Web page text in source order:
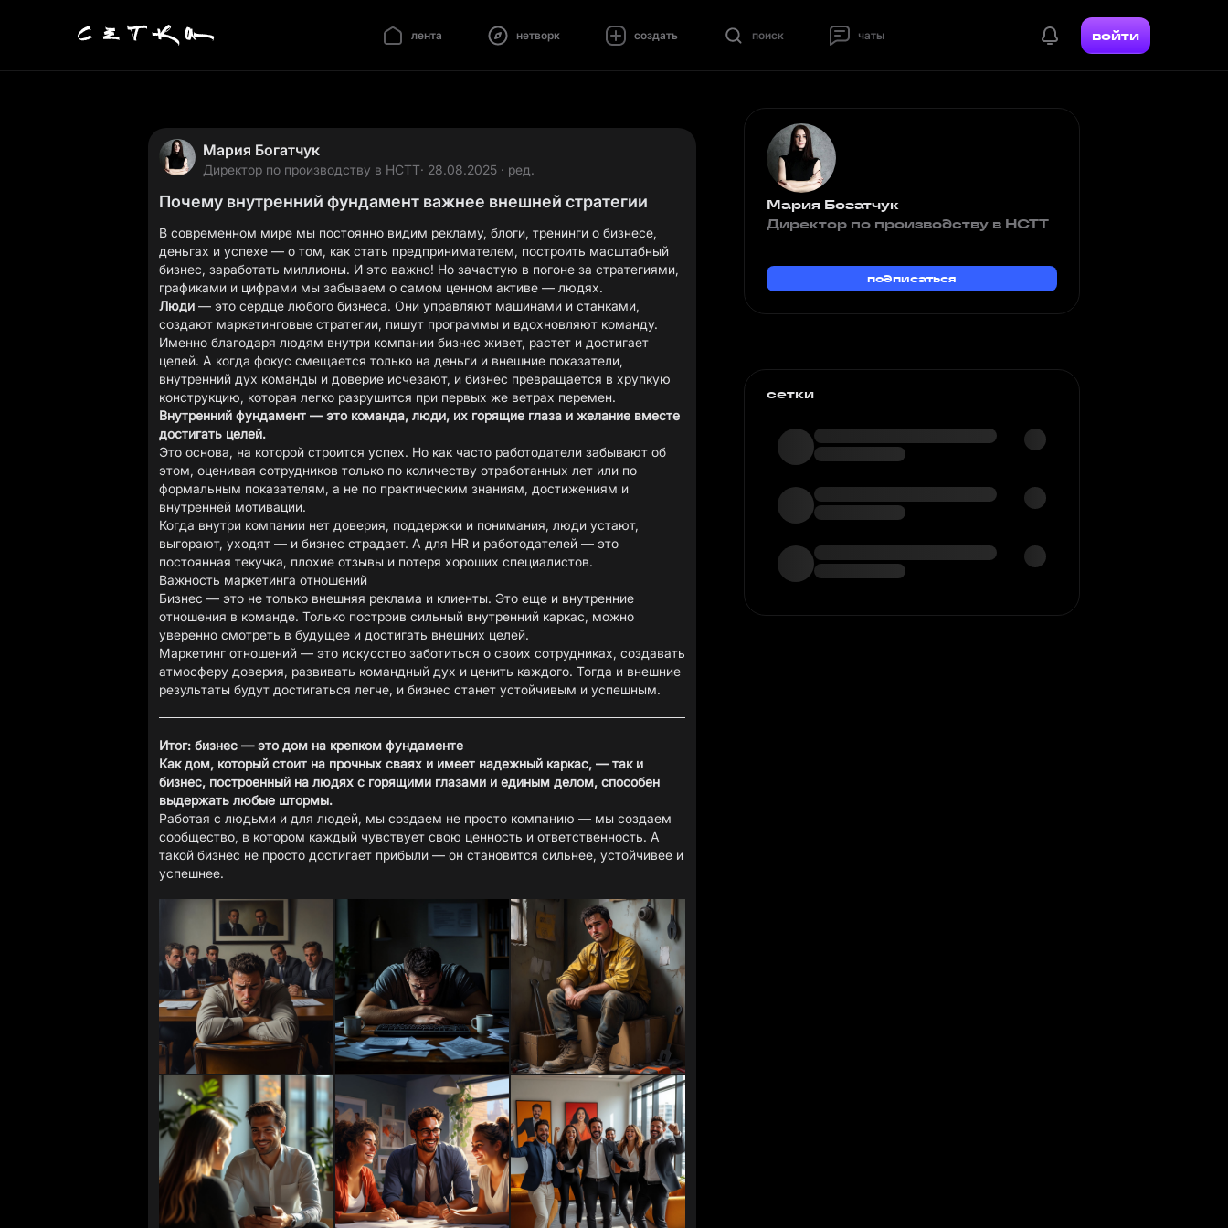
лента нетворк создать поиск чаты войти
Мария Богатчук
Директор по производству в НСТТ· 28.08.2025 · ред.
Почему внутренний фундамент важнее внешней стратегии
В современном мире мы постоянно видим рекламу, блоги, тренинги о бизнесе,
деньгах и успехе — о том, как стать предпринимателем, построить масштабный
бизнес, заработать миллионы. И это важно! Но зачастую в погоне за стратегиями,
Люди — это сердце любого бизнеса. Они управляют машинами и станками,
создают маркетинговые стратегии, пишут программы и вдохновляют команду.
Именно благодаря людям внутри компании бизнес живет, растет и достигает
целей. А когда фокус смещается только на деньги и внешние показатели,
внутренний дух команды и доверие исчезают, и бизнес превращается в хрупкую
Внутренний фундамент — это команда, люди, их горящие глаза и желание вместе
достигать целей.
Это основа, на которой строится успех. Но как часто работодатели забывают об
этом, оценивая сотрудников только по количеству отработанных лет или по
формальным показателям, а не по практическим знаниям, достижениям и
внутренней мотивации.
Когда внутри компании нет доверия, поддержки и понимания, люди устают,
выгорают, уходят — и бизнес страдает. А для HR и работодателей — это
постоянная текучка, плохие отзывы и потеря хороших специалистов.
Важность маркетинга отношений
Бизнес — это не только внешняя реклама и клиенты. Это еще и внутренние
отношения в команде. Только построив сильный внутренний каркас, можно
уверенно смотреть в будущее и достигать внешних целей.
Маркетинг отношений — это искусство заботиться о своих сотрудниках, создавать
атмосферу доверия, развивать командный дух и ценить каждого. Тогда и внешние
результаты будут достигаться легче, и бизнес станет устойчивым и успешным.
Итог: бизнес — это дом на крепком фундаменте
Как дом, который стоит на прочных сваях и имеет надежный каркас, — так и
бизнес, построенный на людях с горящими глазами и единым делом, способен
выдержать любые штормы.
Работая с людьми и для людей, мы создаем не просто компанию — мы создаем
сообщество, в котором каждый чувствует свою ценность и ответственность. А
такой бизнес не просто достигает прибыли — он становится сильнее, устойчивее и
успешнее.
Мария Богатчук
Директор по производству в НСТТ
подписаться
сетки